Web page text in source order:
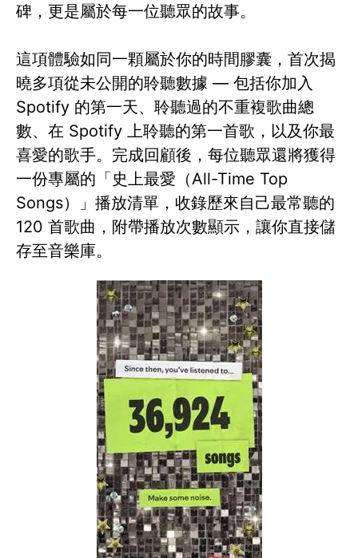
碑，更是屬於每一位聽眾的故事。
這項體驗如同一顆屬於你的時間膠囊，首次揭
曉多項從未公開的聆聽數據 — 包括你加入
Spotify 的第一天、聆聽過的不重複歌曲總
數、在 Spotify 上聆聽的第一首歌，以及你最
喜愛的歌手。完成回顧後，每位聽眾還將獲得
一份專屬的「史上最愛（All-Time Top
Songs）」播放清單，收錄歷來自己最常聽的
120 首歌曲，附帶播放次數顯示，讓你直接儲
存至音樂庫。